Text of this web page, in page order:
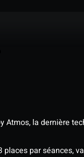
Atmos, la dernière
par séances,